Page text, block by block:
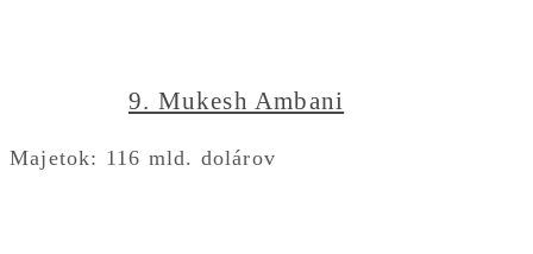
9. Mukesh Ambani
Majetok: 116 mld. dolárov